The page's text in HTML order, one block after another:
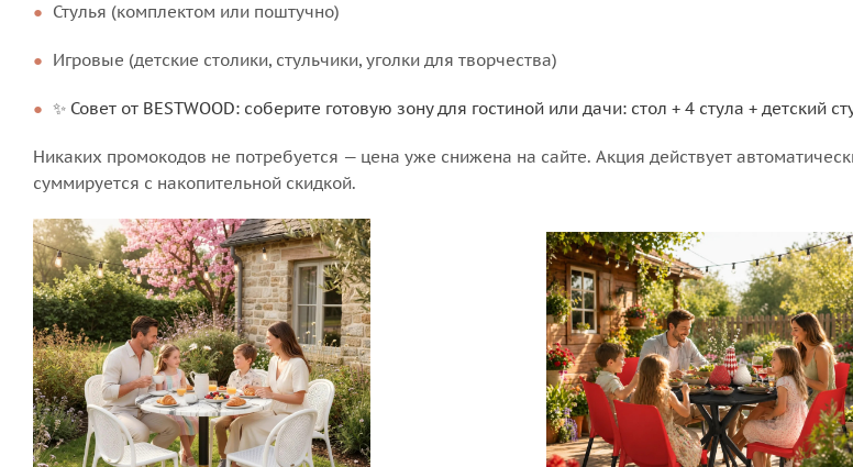
Стулья (комплектом или поштучно)
Игровые (детские столики, стульчики, уголки для творчества)
✨ Совет от BESTWOOD: соберите готовую зону для гостиной или дачи: стол + 4 стула +
Никаких промокодов не потребуется — цена уже снижена на сайте. Акция действует
суммируется с накопительной скидкой.